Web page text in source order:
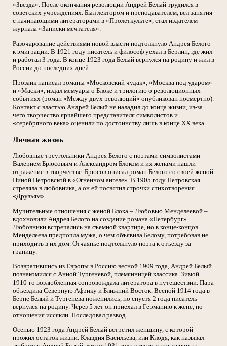
«Звезда». После окончания революции Андрей Белый трудился в
советских учреждениях. Был лектором и преподавателем, вел занятия
с начинающими литераторами в «Пролеткульте», стал издателем
журнала «Записки мечтателя».
Разочарование действиями новой власти подтолкнуло Андрея Белого
к эмиграции. В 1921 году писатель и философ уехал в Берлин, где жил
и работал 3 года. В конце 1923 года Белый вернулся на родину и жил в
России до последних дней.
Прозаик написал романы «Московский чудак», «Москва под ударом»
и «Маски», издал мемуары о Блоке и трилогию о революционных
событиях (роман «Между двух революций» опубликован посмертно).
Контакт с властью Андрей Белый не наладил до конца жизни, из-за
чего творчество ярчайшего представителя символистов и
«серебряного века» оценили по достоинству лишь в конце ХХ века.
Личная жизнь
Любовные треугольники Андрея Белого с поэтами-символистами
Валерием Брюсовым и Александром Блоком и их женами нашли
отражение в творчестве. Брюсов описал роман Белого со своей женой
Ниной Петровской в «Огненном ангеле». В 1905 году Петровская
стреляла в любовника, а он ей посвятил строчки стихотворения
«Друзьям».
Мучительные отношения с женой Блока – Любовью Менделеевой –
вдохновили Андрея Белого на создание романа «Петербург».
Любовники встречались на съемной квартире, но в конце-концов
Менделеева предпочла мужа, о чем объявила Белому, потребовав не
приходить в их дом. Отчаянье подтолкнуло поэта к отъезду за
границу.
Возвратившись из Европы в Россию весной 1909 года, Андрей Белый
познакомился с Анной Тургеневой, племянницей классика. Зимой
1910-го возлюбленная сопровождала литератора в путешествии. Пара
объездила Северную Африку и Ближний Восток. Весной 1914 года в
Берне Белый и Тургенева поженились, но спустя 2 года писатель
вернулся на родину. Через 5 лет он приехал в Германию к жене, но
отношения иссякли. Последовал развод.
Осенью 1923 года Андрей Белый встретил женщину, с которой
прожил остаток жизни. Клавдия Васильева, или Клодя, как называл